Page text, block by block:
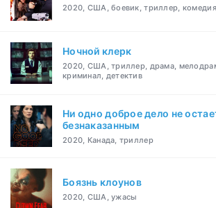
2020, США, боевик, триллер, комедия
Ночной клерк
2020, США, триллер, драма,
криминал, детектив
Ни одно доброе дело не
безнаказанным
2020, Канада, триллер
Боязнь клоунов
2020, США, ужасы